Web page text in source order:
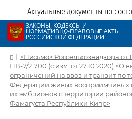
Актуальные документы по
ЗАКОНЫ, КОДЕКСЫ И
НОРМАТИВНО-ПРАВОВЫЕ АКТЫ
РОССИЙСКОЙ ФЕДЕРАЦИИ
| <Письмо> Россельхознадзора от
НВ-7/21700 (с изм. от 27.10.2020) <О
ограничений на ввоз и транзит по
Федерации живых восприимчивых
их эмбрионов с территории
Фамагуста Республики Кипр>